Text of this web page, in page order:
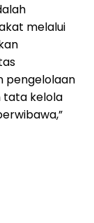
melalui
pengelolaan
tata kelola